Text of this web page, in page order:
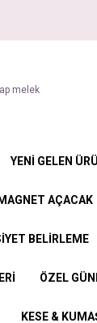
YENİ GELEN
AÇACAK
BELİRLEME
ÖZEL
KESE &